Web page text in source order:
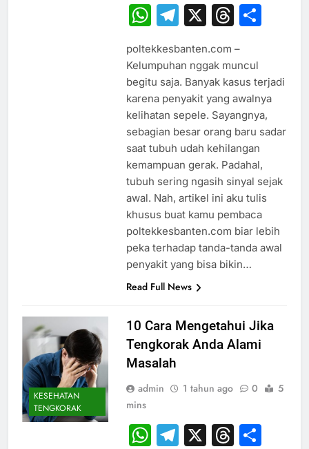
WhatsApp
Telegram
X
poltekkesbanten.com –
Kelumpuhan nggak muncul
begitu saja. Banyak kasus terjadi
karena penyakit yang awalnya
kelihatan sepele. Sayangnya,
sebagian besar orang baru sadar
saat tubuh udah kehilangan
kemampuan gerak. Padahal,
tubuh sering ngasih sinyal sejak
awal. Nah, artikel ini aku tulis
khusus buat kamu pembaca
poltekkesbanten.com biar lebih
peka terhadap tanda-tanda awal
penyakit yang bisa bikin…
Read Full News
KESEHATAN
TENGKORAK
10 Cara Mengetahui Jika
Tengkorak Anda Alami
Masalah
admin 1 tahun ago 0
5
mins
WhatsApp
Telegram
X